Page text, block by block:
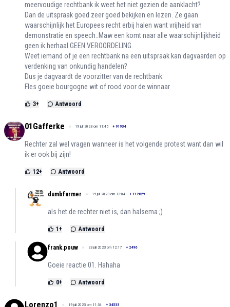
meervoudige rechtbank ik weet het niet gezien de aanklacht?
Dan de uitspraak goed zeer goed bekijken en lezen. Ze gaan
waarschijnlijk het Europees recht erbij halen want vrijheid van
demonstratie en speech..Maw een komt naar alle waarschijnlijkheid
geen ik herhaal GEEN VEROORDELING.
Weet iemand of je een rechtbank na een uitspraak kan dagvaarden op
verdenking van onkundig handelen?
Dus je dagvaardt de voorzitter van de rechtbank.
Fles goeie bourgogne wit of rood voor de winnaar
3+ Antwoord
01Gafferke 19 juli 2023 om 11:45 + 91934
Rechter zal wel vragen wanneer is het volgende protest want dan wil
ik er ook bij zijn!
12+ Antwoord
dumbfarmer 19 juli 2023 om 13:04 + 112829
als het de rechter niet is, dan halsema ;)
1 + Antwoord
frank.pouw 23 juli 2023 om 12:17 + 2496
Goeie reactie 01. Hahaha
0+ Antwoord
Lorenzo1 19 juli 2023 om 11:34 + 34533